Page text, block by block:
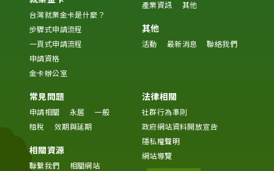
台灣就業金卡是什麼？
步驟式申請流程
一頁式申請流程
申請資格
金卡辦公室
產業資訊
其他
其他
活動 最新消息 聯絡我們
常見問題
申請相關 永居
一般
租稅
效期與延期
相關資源
聯繫我們
相關網站
法律相關
社群行為準則
政府網站資料開放宣告
隱私權聲明
網站導覽